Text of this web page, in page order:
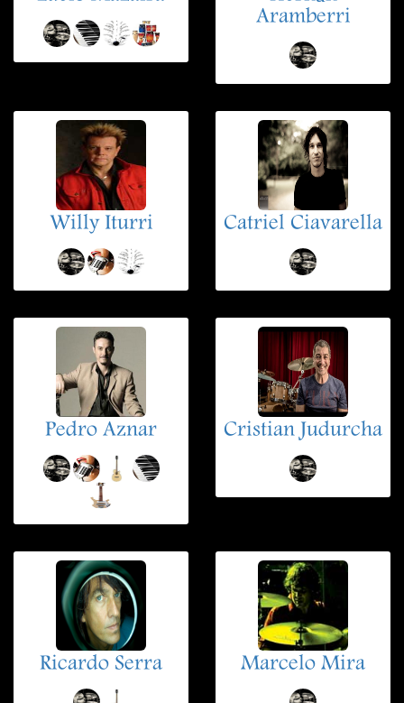
Aramberri
Willy Iturri Catriel Ciavarella
Pedro Aznar Cristian Judurcha
Ricardo Serra Marcelo Mira